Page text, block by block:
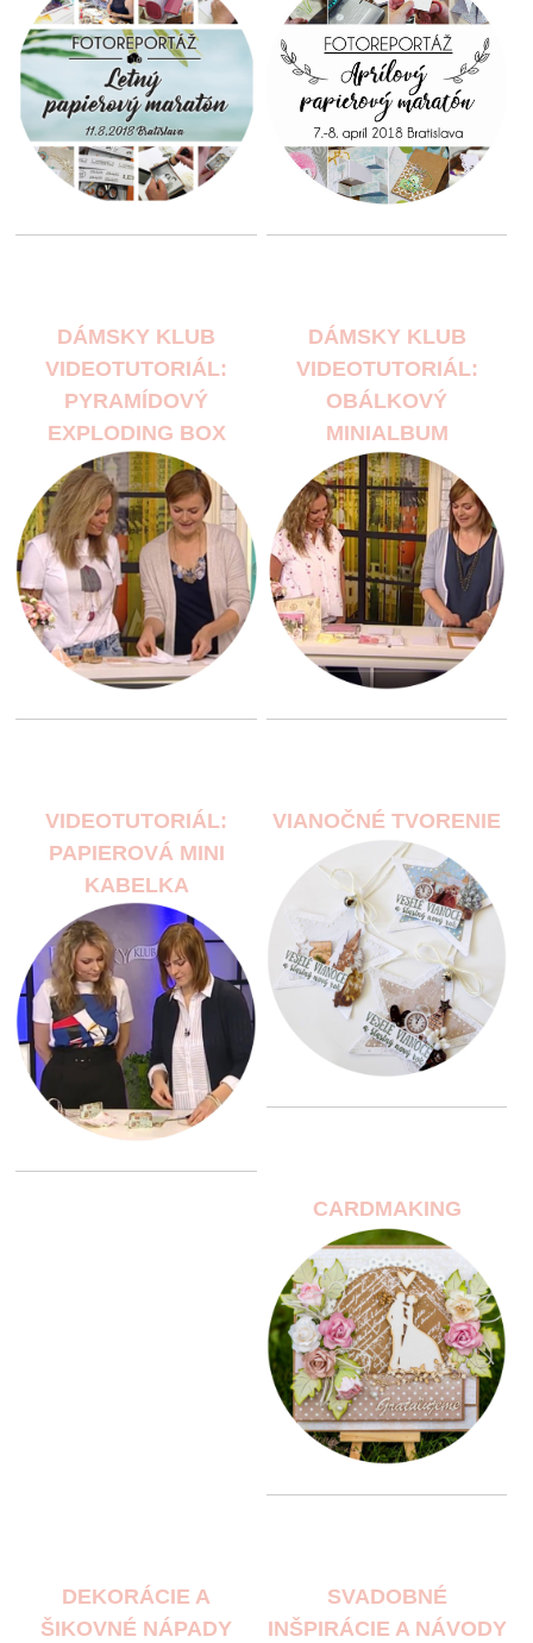
DÁMSKY KLUB
VIDEOTUTORIÁL:
PYRAMÍDOVÝ
EXPLODING BOX
DÁMSKY KLUB
VIDEOTUTORIÁL:
OBÁLKOVÝ
MINIALBUM
VIDEOTUTORIÁL:
PAPIEROVÁ MINI
KABELKA
VIANOČNÉ TVORENIE
CARDMAKING
DEKORÁCIE A
ŠIKOVNÉ NÁPADY
SVADOBNÉ
INŠPIRÁCIE A NÁVODY